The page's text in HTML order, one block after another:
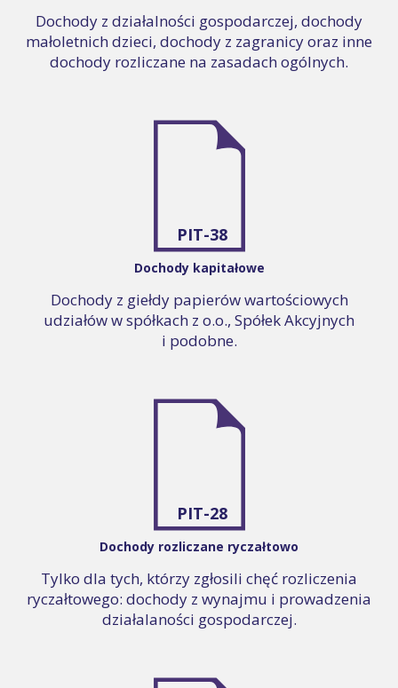
Dochody z działalności gospodarczej, dochody
małoletnich dzieci, dochody z zagranicy oraz inne
dochody rozliczane na zasadach ogólnych.
PIT-38
Dochody kapitałowe
Dochody z giełdy papierów wartościowych
udziałów w spółkach z o.o., Spółek Akcyjnych
i podobne.
PIT-28
Dochody rozliczane ryczałtowo
Tylko dla tych, którzy zgłosili chęć rozliczenia
ryczałtowego: dochody z wynajmu i prowadzenia
działalaności gospodarczej.